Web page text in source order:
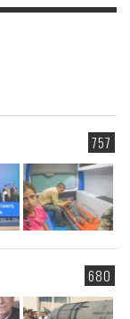
757
680